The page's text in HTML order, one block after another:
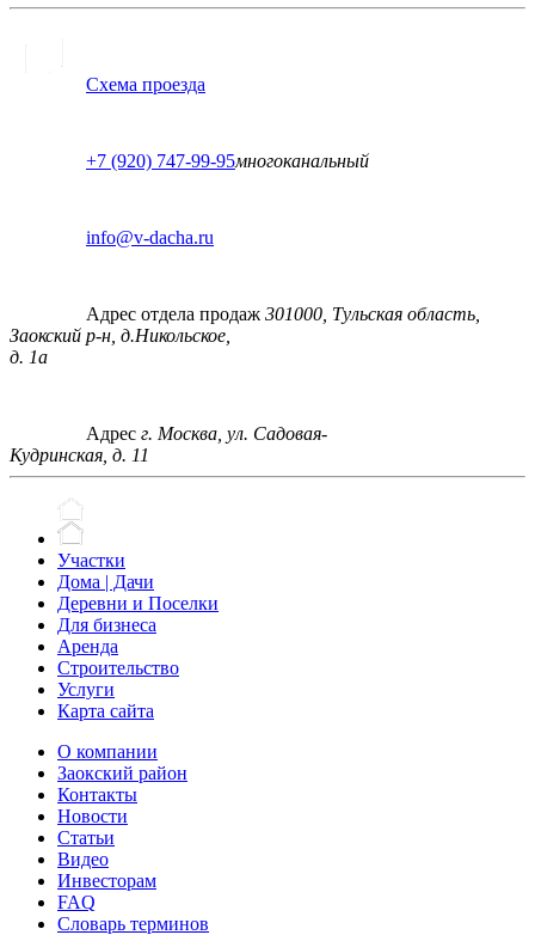
Схема проезда
+7 (920) 747-99-95многоканальный
info@v-dacha.ru
Адрес отдела продаж 301000, Тульская область,
Заокский р-н, д.Никольское,
д. 1а
Адрес г. Москва, ул. Садовая-
Кудринская, д. 11
Участки
Дома | Дачи
Деревни и Поселки
Для бизнеса
Аренда
Строительство
Услуги
Карта сайта
О компании
Заокский район
Контакты
Новости
Статьи
Видео
Инвесторам
FAQ
Словарь терминов